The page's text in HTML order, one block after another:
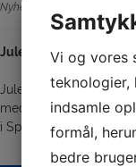
Nyheder
Julehygge i Spinning
Julehyggen spreder
med høj hjerterytme
i Spinning
Vi og vores
teknologier,
indsamle
formål,
bedre